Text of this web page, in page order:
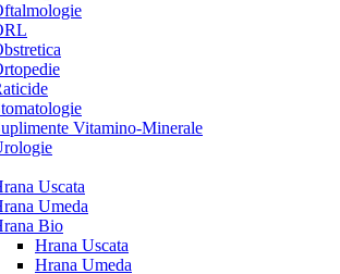
Vitamino-Minerale
Uscata
Umeda
Bio
Hrana Uscata
Hrana Umeda